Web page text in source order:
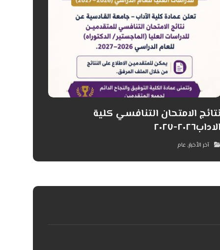
الامتحان التنافسي كلية
٢٠٢٧
آخر الأخبار,عام